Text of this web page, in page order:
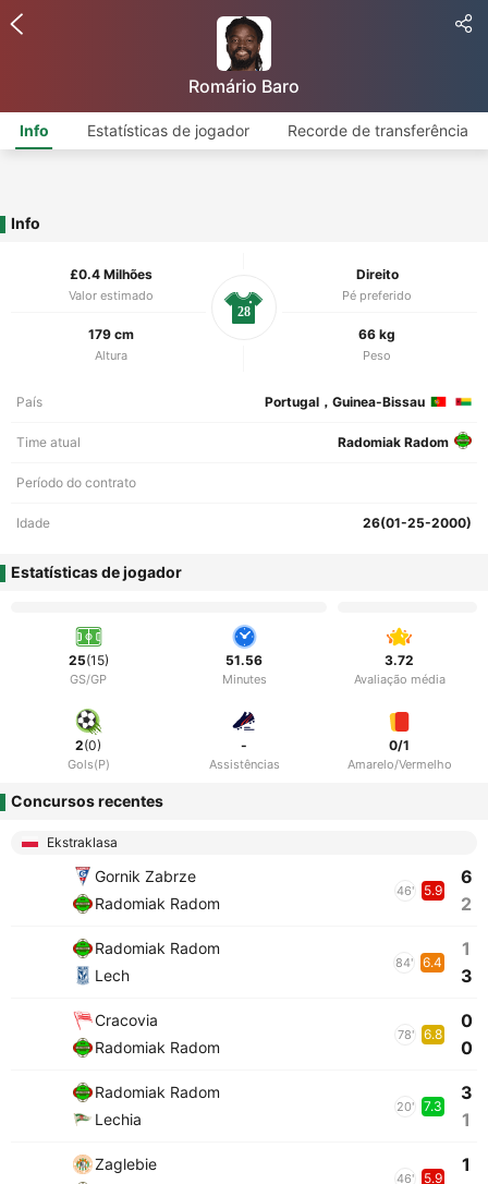
Romário Baro
Info Estatísticas de jogador Recorde de transferência
Info
£0.4 Milhões
Valor estimado
Direito
Pé preferido
179 cm
Altura
66 kg
Peso
28
País Portugal，Guinea-Bissau
Time atual Radomiak Radom
Período do contrato
Idade 26(01-25-2000)
Estatísticas de jogador
25(15)
GS/GP
51.56
Minutes
3.72
Avaliação média
2(0)
Gols(P)
-
Assistências
0/1
Amarelo/Vermelho
Concursos recentes
Ekstraklasa
Gornik Zabrze
Radomiak Radom
46' 5.9
6
2
Radomiak Radom
Lech
84' 6.4
1
3
Cracovia
Radomiak Radom
78' 6.8
0
0
Radomiak Radom
Lechia
20' 7.3
3
1
Zaglebie
46' 5.9
1